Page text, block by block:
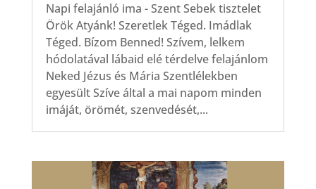
Napi felajánló ima - Szent Sebek tisztelet
Örök Atyánk! Szeretlek Téged. Imádlak
Téged. Bízom Benned! Szívem, lelkem
hódolatával lábaid elé térdelve felajánlom
Neked Jézus és Mária Szentlélekben
egyesült Szíve által a mai napom minden
imáját, örömét, szenvedését,...